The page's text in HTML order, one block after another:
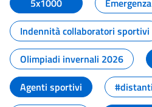
5x1000
Indennità collaboratori sportivi
Olimpiadi invernali 2026
Agenti sportivi